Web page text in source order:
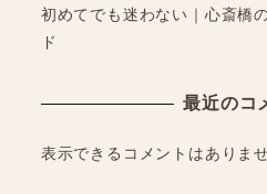
初めてでも迷わない｜心斎橋
ド
最近のコ
表示できるコメントはありませ